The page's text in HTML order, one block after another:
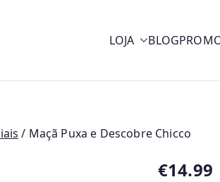
LOJA BLOG
/ Maçã Puxa e Descobre Chicco
€14.99